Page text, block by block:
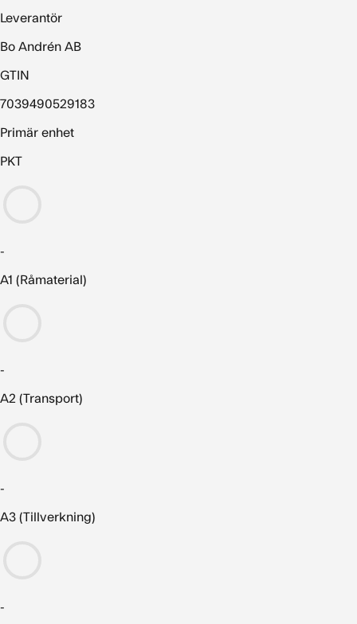
Leverantör
Bo Andrén AB
GTIN
7039490529183
Primär enhet
PKT
-
A1 (Råmaterial)
-
A2 (Transport)
-
A3 (Tillverkning)
-